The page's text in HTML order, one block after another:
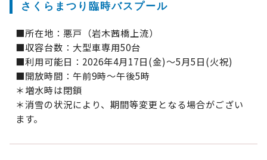
さくらまつり臨時バスプール
■所在地：悪戸（岩木茜橋上流）
■収容台数：大型車専用50台
■利用可能日：2026年4月17日(金)～5月5日(火祝)
■開放時間：午前9時～午後5時
＊増水時は閉鎖
＊消雪の状況により、期間等変更となる場合がござい
ます。